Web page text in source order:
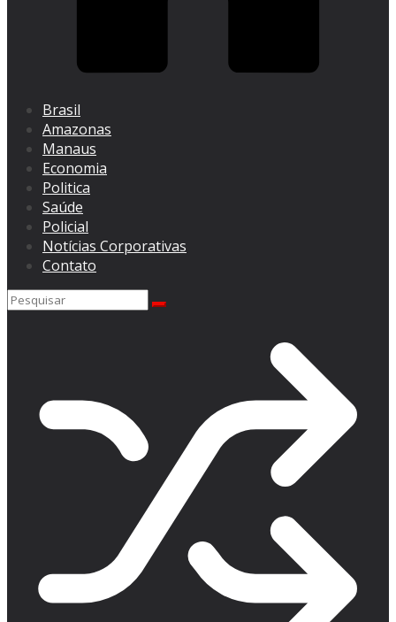
Brasil
Amazonas
Manaus
Economia
Politica
Saúde
Policial
Notícias Corporativas
Contato